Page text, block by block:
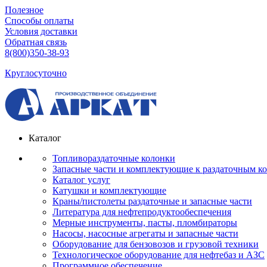
Полезное
Способы оплаты
Условия доставки
Обратная связь
8(800)350-38-93
Круглосуточно
Каталог
Топливораздаточные колонки
Запасные части и комплектующие к раздаточным
Каталог услуг
Катушки и комплектующие
Краны/пистолеты раздаточные и запасные части
Литература для нефтепродуктообеспечения
Мерные инструменты, пасты, пломбираторы
Насосы, насосные агрегаты и запасные части
Оборудование для бензовозов и грузовой техники
Технологическое оборудование для нефтебаз и АЗС